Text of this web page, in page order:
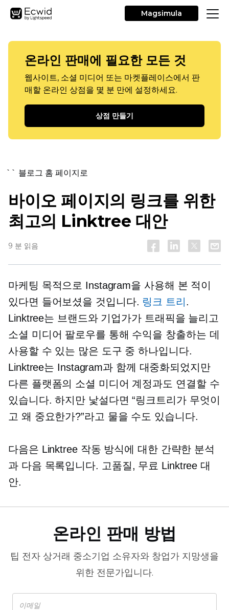
Magsimula
온라인 판매에 필요한 모든 것
웹사이트, 소셜 미디어 또는 마켓플레이스에서 판
매할 온라인 상점을 몇 분 만에 설정하세요.
상점 만들기
`` 블로그 홈 페이지로
바이오 페이지의 링크를 위한
최고의 Linktree 대안
9 분 읽음
마케팅 목적으로 Instagram을 사용해 본 적이
있다면 들어보셨을 것입니다. 링크 트리 .
Linktree는 브랜드와 기업가가 트래픽을 늘리고
소셜 미디어 팔로우를 통해 수익을 창출하는 데
사용할 수 있는 많은 도구 중 하나입니다.
Linktree는 Instagram과 함께 대중화되었지만
다른 플랫폼의 소셜 미디어 계정과도 연결할 수
있습니다. 하지만 낯설다면 “링크트리가 무엇이
고 왜 중요한가?”라고 물을 수도 있습니다.
다음은 Linktree 작동 방식에 대한 간략한 분석
과 다음 목록입니다. 고품질, 무료 Linktree 대
안.
온라인 판매 방법
팁 전자 상거래 중소기업 소유자와 창업가 지망생을
위한 전문가입니다.